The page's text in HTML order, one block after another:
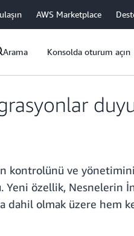
AWS Marketplace
Arama Konsolda oturum açın
kontrolünü ve yönetimini
Yeni özellik, Nesnelerin
dahil olmak üzere hem